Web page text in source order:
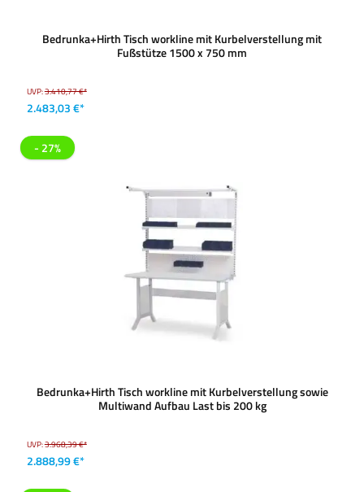
Bedrunka+Hirth Tisch workline mit Kurbelverstellung mit
Fußstütze 1500 x 750 mm
UVP:3.410,77 €*
2.483,03 €*
- 27%
Bedrunka+Hirth Tisch workline mit Kurbelverstellung sowie
Multiwand Aufbau Last bis 200 kg
UVP:3.968,39 €*
2.888,99 €*